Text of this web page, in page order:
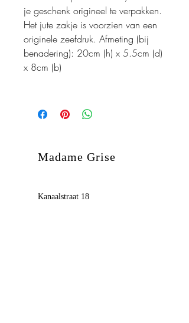
je geschenk origineel te verpakken.
Het jute zakje is voorzien van een
originele zeefdruk. Afmeting (bij
benadering): 20cm (h) x 5.5cm (d)
x 8cm (b)
Madame Grise
Kanaalstraat 18